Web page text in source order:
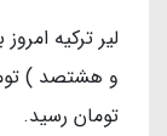
تومان رسید.